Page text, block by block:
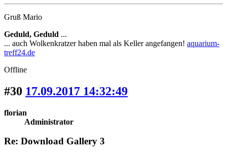
Gruß Mario
Geduld, Geduld ...
... auch Wolkenkratzer haben mal als Keller angefangen! aquarium-
treff24.de
Offline
#30 17.09.2017 14:32:49
florian
Administrator
Re: Download Gallery 3